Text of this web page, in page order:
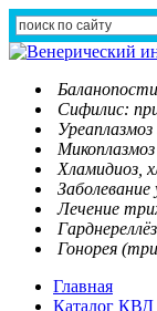
Сифилис:
Хламидиоз,
Лечение
Гонорея
Главная
Каталог КВД